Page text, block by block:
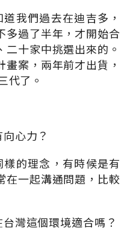
我們過去在迪吉多，
多過了半年，才開始合
十家中挑選出來的。
案，兩年前才出貨，
代了。
心力？
的理念，有時候是有
在一起溝通問題，比較
灣這個環境適合嗎？